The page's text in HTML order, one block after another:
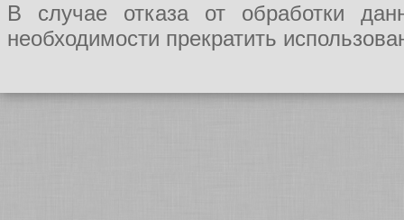
В случае отказа от обработки
необходимости прекратить